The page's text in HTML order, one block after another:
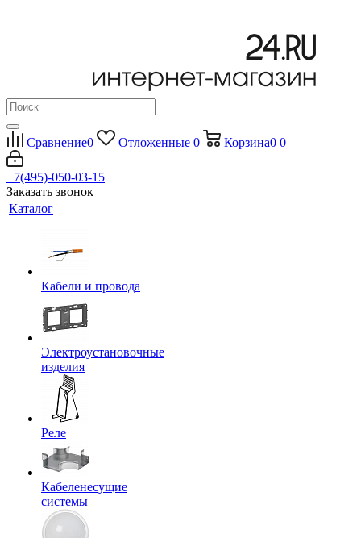
Сравнение0 Отложенные 0 Корзина0 0
+7(495)-050-03-15
Заказать звонок
Каталог
Кабели и провода
Электроустановочные
изделия
Реле
Кабеленесущие
системы